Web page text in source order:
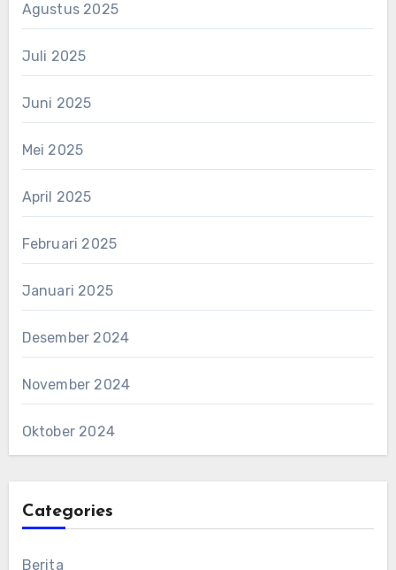
Agustus 2025
Juli 2025
Juni 2025
Mei 2025
April 2025
Februari 2025
Januari 2025
Desember 2024
November 2024
Oktober 2024
Categories
Berita